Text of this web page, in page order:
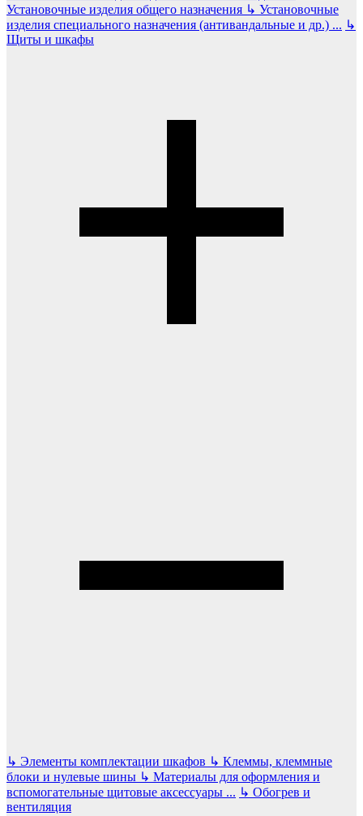
Установочные изделия общего назначения ↳ Установочные
изделия специального назначения (антивандальные и др.) ... ↳
Щиты и шкафы
↳ Элементы комплектации шкафов ↳ Клеммы, клеммные
блоки и нулевые шины ↳ Материалы для оформления и
вспомогательные щитовые аксессуары ... ↳ Обогрев и
вентиляция